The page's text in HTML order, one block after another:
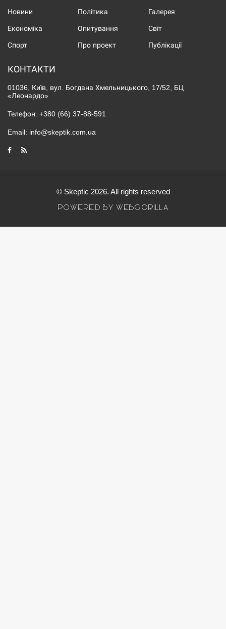
Новини Політика Галерея
Економіка Опитування Світ
Спорт Про проект Публікації
КОНТАКТИ
01036, Київ, вул. Богдана Хмельницького, 17/52, БЦ
«Леонардо»
Телефон: +380 (66) 37-88-591
Email: info@skeptik.com.ua
© Skeptic 2026. All rights reserved
POWERED BY WEBGORILLA